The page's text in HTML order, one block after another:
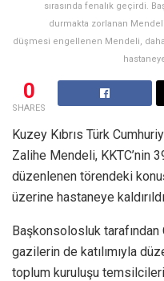
sırasında fenalık geçirdi.
durmakta zorlanan
düşmesi engellenen Mendeli,
0
SHARES
Kuzey Kıbrıs Türk
Zalihe Mendeli, KKTC’nin
düzenlenen törendeki
üzerine hastaneye
Başkonsolosluk tarafından
gazilerin de katılımıyla
toplum kuruluşu temsilcileri